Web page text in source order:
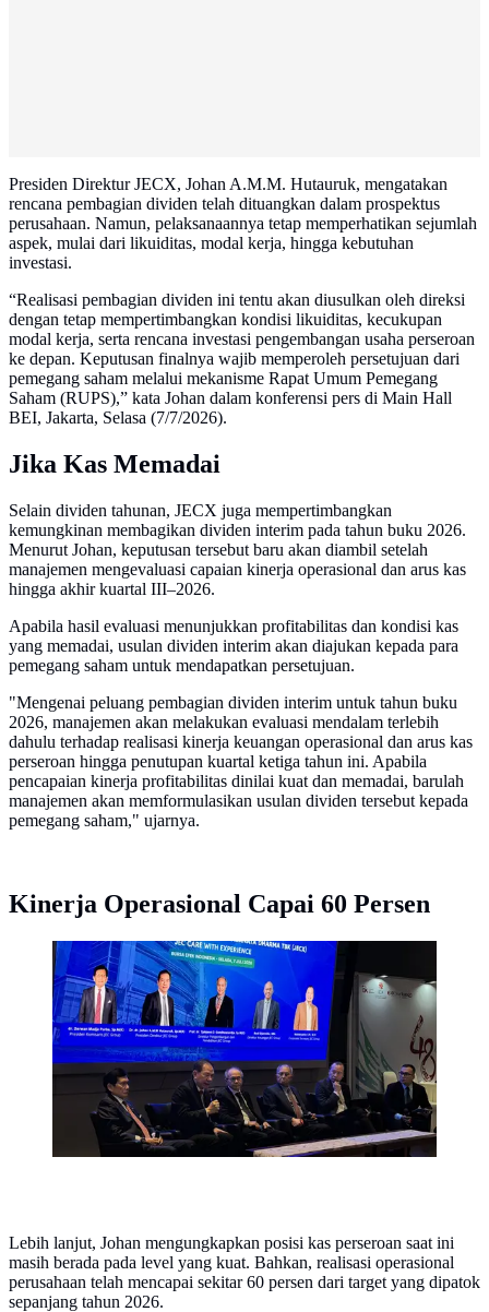
Presiden Direktur JECX, Johan A.M.M. Hutauruk, mengatakan
rencana pembagian dividen telah dituangkan dalam prospektus
perusahaan. Namun, pelaksanaannya tetap memperhatikan sejumlah
aspek, mulai dari likuiditas, modal kerja, hingga kebutuhan
investasi.
“Realisasi pembagian dividen ini tentu akan diusulkan oleh direksi
dengan tetap mempertimbangkan kondisi likuiditas, kecukupan
modal kerja, serta rencana investasi pengembangan usaha perseroan
ke depan. Keputusan finalnya wajib memperoleh persetujuan dari
pemegang saham melalui mekanisme Rapat Umum Pemegang
Saham (RUPS),” kata Johan dalam konferensi pers di Main Hall
BEI, Jakarta, Selasa (7/7/2026).
Jika Kas Memadai
Selain dividen tahunan, JECX juga mempertimbangkan
kemungkinan membagikan dividen interim pada tahun buku 2026.
Menurut Johan, keputusan tersebut baru akan diambil setelah
manajemen mengevaluasi capaian kinerja operasional dan arus kas
hingga akhir kuartal III–2026.
Apabila hasil evaluasi menunjukkan profitabilitas dan kondisi kas
yang memadai, usulan dividen interim akan diajukan kepada para
pemegang saham untuk mendapatkan persetujuan.
"Mengenai peluang pembagian dividen interim untuk tahun buku
2026, manajemen akan melakukan evaluasi mendalam terlebih
dahulu terhadap realisasi kinerja keuangan operasional dan arus kas
perseroan hingga penutupan kuartal ketiga tahun ini. Apabila
pencapaian kinerja profitabilitas dinilai kuat dan memadai, barulah
manajemen akan memformulasikan usulan dividen tersebut kepada
pemegang saham," ujarnya.
Kinerja Operasional Capai 60 Persen
Jajaran direksi PT Nitrasanata Dharma Tbk (JECX),
Budi Djatmiko, di Bursa Efek Indonesia (BEI) pada
Selasa (7/7/2026). (Liputan6.com/Tira)
Lebih lanjut, Johan mengungkapkan posisi kas perseroan saat ini
masih berada pada level yang kuat. Bahkan, realisasi operasional
perusahaan telah mencapai sekitar 60 persen dari target yang dipatok
sepanjang tahun 2026.